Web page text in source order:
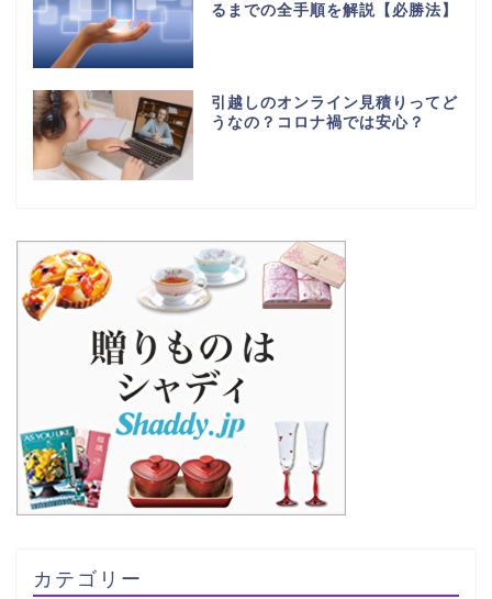
るまでの全手順を解説【必勝法】
引越しのオンライン見積りってど
うなの？コロナ禍では安心？
カテゴリー